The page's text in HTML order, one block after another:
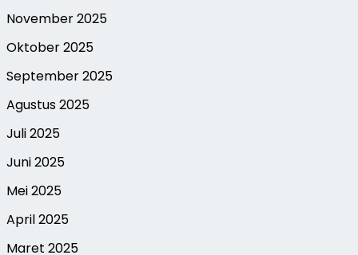
November 2025
Oktober 2025
September 2025
Agustus 2025
Juli 2025
Juni 2025
Mei 2025
April 2025
Maret 2025